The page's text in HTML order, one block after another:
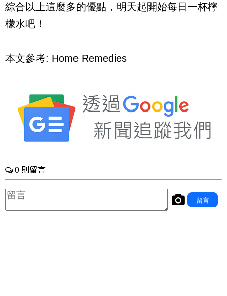
綜合以上這麼多的優點，明天起開始每日一杯檸
檬水吧！
本文參考: Home Remedies